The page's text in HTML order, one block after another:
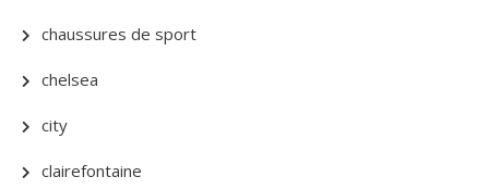
chaussures de sport
chelsea
city
clairefontaine